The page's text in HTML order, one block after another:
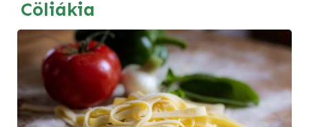
Cöliákia